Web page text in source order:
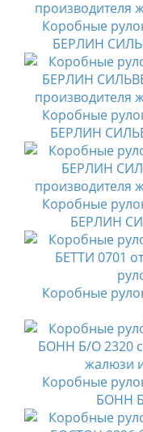
Коробные
БЕРЛИН
Коробные
БЕРЛИН
Коробные
БЕРЛИН
Коробные
Коробные
БОНН